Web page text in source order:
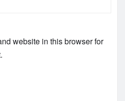
website in this browser for